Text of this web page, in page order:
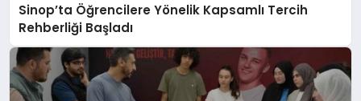
Sinop’ta Öğrencilere Yönelik Kapsamlı Tercih
Rehberliği Başladı